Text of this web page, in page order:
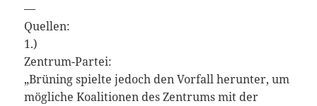
—
Quellen:
1.)
Zentrum-Partei:
„Brüning spielte jedoch den Vorfall herunter, um
mögliche Koalitionen des Zentrums mit der